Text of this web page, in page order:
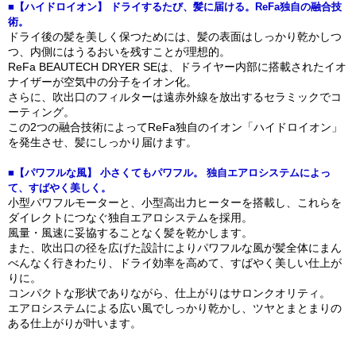
■【ハイドロイオン】 ドライするたび、髪に届ける。ReFa独自の融合技
術。
ドライ後の髪を美しく保つためには、髪の表面はしっかり乾かしつ
つ、内側にはうるおいを残すことが理想的。
ReFa BEAUTECH DRYER SEは、ドライヤー内部に搭載されたイオ
ナイザーが空気中の分子をイオン化。
さらに、吹出口のフィルターは遠赤外線を放出するセラミックでコ
ーティング。
この2つの融合技術によってReFa独自のイオン「ハイドロイオン」
を発生させ、髪にしっかり届けます。
■【パワフルな風】 小さくてもパワフル。 独自エアロシステムによっ
て、すばやく美しく。
小型パワフルモーターと、小型高出力ヒーターを搭載し、これらを
ダイレクトにつなぐ独自エアロシステムを採用。
風量・風速に妥協することなく髪を乾かします。
また、吹出口の径を広げた設計によりパワフルな風が髪全体にまん
べんなく行きわたり、ドライ効率を高めて、すばやく美しい仕上が
りに。
コンパクトな形状でありながら、仕上がりはサロンクオリティ。
エアロシステムによる広い風でしっかり乾かし、ツヤとまとまりの
ある仕上がりが叶います。